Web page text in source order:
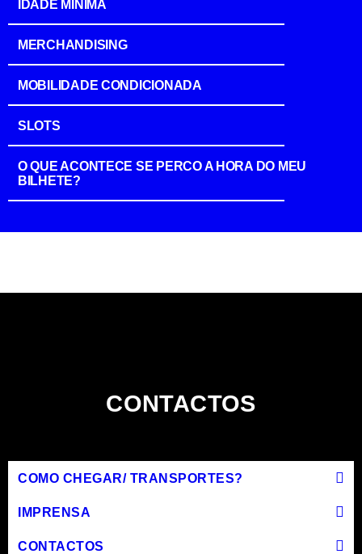
IDADE MÍNIMA
MERCHANDISING
MOBILIDADE CONDICIONADA
SLOTS
O QUE ACONTECE SE PERCO A HORA DO MEU
BILHETE?
CONTACTOS
COMO CHEGAR/ TRANSPORTES?
IMPRENSA
CONTACTOS